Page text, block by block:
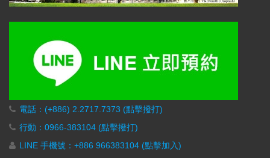
電話：(+886) 2.2717.7373 (點擊撥打)
行動：0966-383104 (點擊撥打)
LINE 手機號：+886 966383104 (點擊加入)